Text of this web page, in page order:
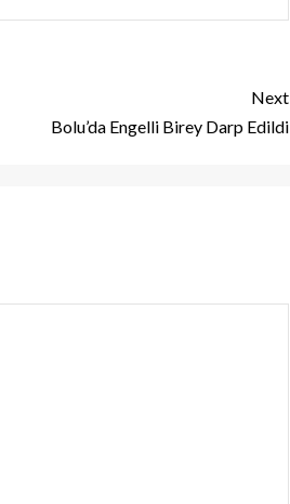
Next
Bolu’da Engelli Birey Darp Edildi